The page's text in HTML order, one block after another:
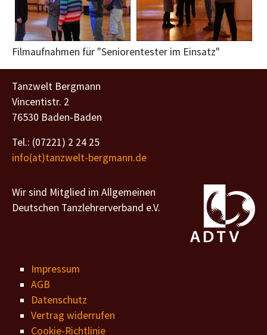
Filmaufnahmen für "Seniorentester im Einsatz"
Tanzwelt Bergmann
Vincentistr. 2
76530 Baden-Baden
Tel.: (07221) 2 24 25
info(at)tanzwelt-bergmann.de
Wir sind Mitglied im Allgemeinen
Deutschen Tanzlehrerverband e.V.
Impressum
AGB
Datenschutz
Vertrag widerrufen
Cookie-Richtlinie